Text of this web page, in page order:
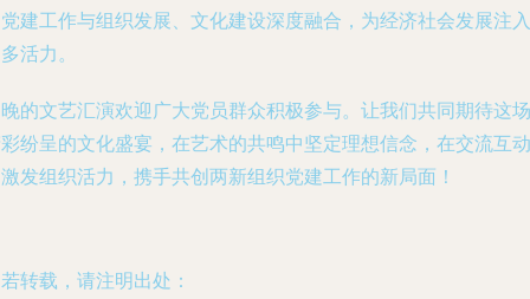
建工作与组织发展、文化建设深度融合，为经济社会发展注入
活力。
的文艺汇演欢迎广大党员群众积极参与。让我们共同期待这场
纷呈的文化盛宴，在艺术的共鸣中坚定理想信念，在交流互动
发组织活力，携手共创两新组织党建工作的新局面！
转载，请注明出处：